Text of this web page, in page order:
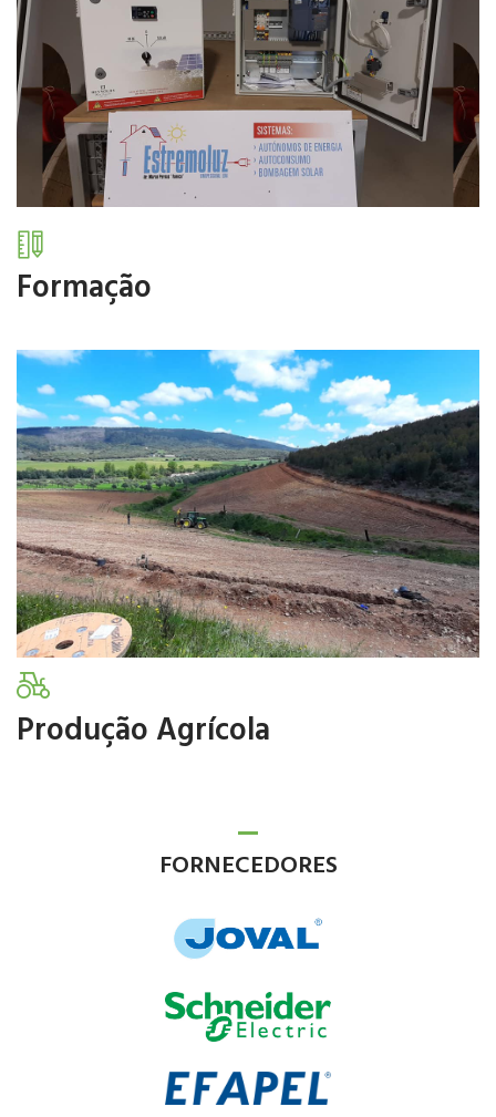
Formação
A Estremoluz Fornece vários serviços no Sector de
Produção Agrícola.
Fale Connsoco
Produção Agrícola
FORNECEDORES